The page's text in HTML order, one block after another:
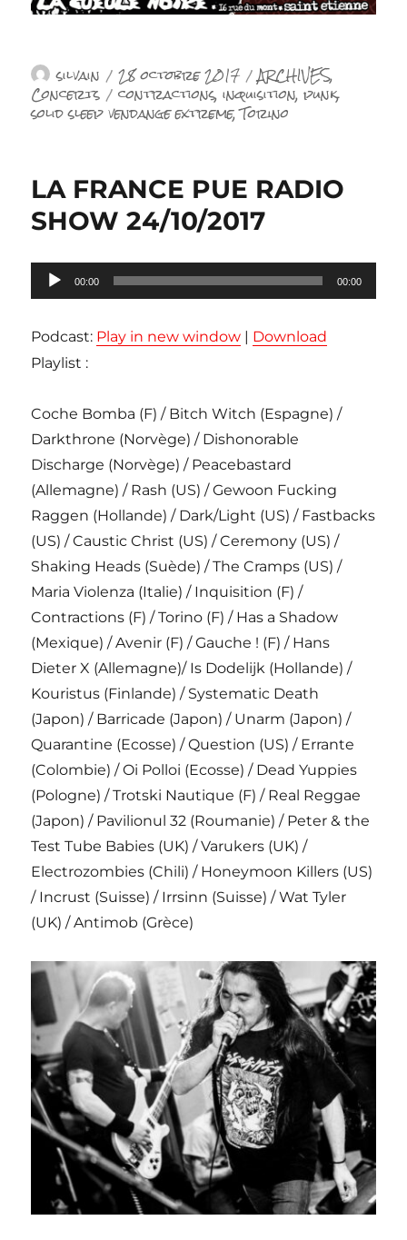
Auteur
silvain Publié
le
28 octobre 2017 Catégories
ARCHIVES,
Concerts Étiquettes
contractions,inquisition,punk,
solid sleep vendange extreme,Torino
LA FRANCE PUE RADIO
SHOW 24/10/2017
Lecteur
audio
00:00 00:00
Podcast: Play in new window | Download
Playlist :
Coche Bomba (F) / Bitch Witch (Espagne) /
Darkthrone (Norvège) / Dishonorable
Discharge (Norvège) / Peacebastard
(Allemagne) / Rash (US) / Gewoon Fucking
Raggen (Hollande) / Dark/Light (US) / Fastbacks
(US) / Caustic Christ (US) / Ceremony (US) /
Shaking Heads (Suède) / The Cramps (US) /
Maria Violenza (Italie) / Inquisition (F) /
Contractions (F) / Torino (F) / Has a Shadow
(Mexique) / Avenir (F) / Gauche ! (F) / Hans
Dieter X (Allemagne)/ Is Dodelijk (Hollande) /
Kouristus (Finlande) / Systematic Death
(Japon) / Barricade (Japon) / Unarm (Japon) /
Quarantine (Ecosse) / Question (US) / Errante
(Colombie) / Oi Polloi (Ecosse) / Dead Yuppies
(Pologne) / Trotski Nautique (F) / Real Reggae
(Japon) / Pavilionul 32 (Roumanie) / Peter & the
Test Tube Babies (UK) / Varukers (UK) /
Electrozombies (Chili) / Honeymoon Killers (US)
/ Incrust (Suisse) / Irrsinn (Suisse) / Wat Tyler
(UK) / Antimob (Grèce)